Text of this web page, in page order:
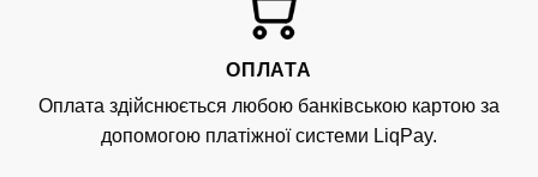
ОПЛАТА
Оплата здійснюється любою банківською картою за
допомогою платіжної системи LiqPay.